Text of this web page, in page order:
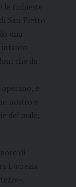
le richieste
San Pietro
una
intanto
che da
e
nostro e
del male,
di
Lucrezia